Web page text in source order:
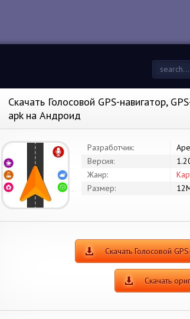
Скачать Голосовой GPS-навигатор,
apk на Андроид
Разработчик:
Версия:
Жанр:
Размер:
Скачать Голосовой
Скачать